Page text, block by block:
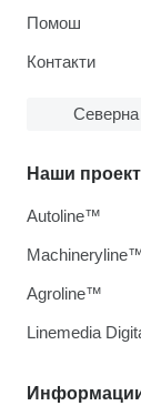
Помош
Контакти
Северна
Наши
Autoline™
Agroline™
Linemedia